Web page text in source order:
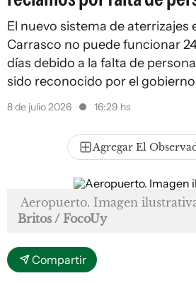
El nuevo sistema de aterrizajes
Carrasco no puede funcionar
días debido a la falta de
sido reconocido por el gobierno
8 de julio 2026 16:29 hs
Agregar El
Aeropuerto. Imagen
Britos / FocoUy
Compartir